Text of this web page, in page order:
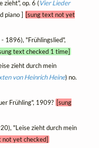
zieht", op. 6 (Vier Lieder
piano ] [sung text not yet
1896), "Frühlingslied",
text checked 1 time]
zieht durch mein
von Heinrich Heine) no.
Frühling", 1909?[sung
"Leise zieht durch mein
not yet checked]